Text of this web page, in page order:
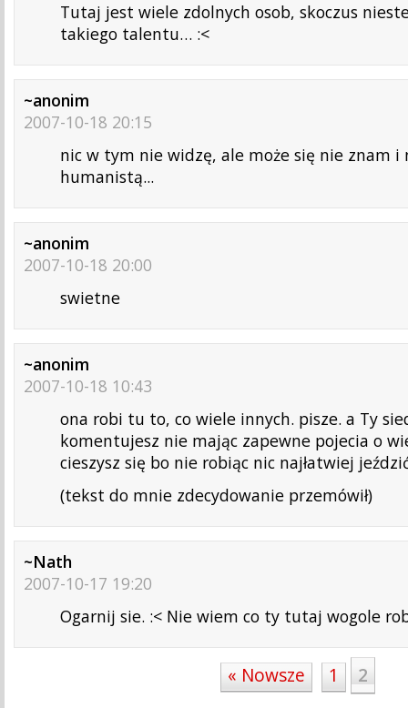
Tutaj jest wiele zdolnych osob, skoczus
takiego talentu… :<
~anonim
2007-10-18 20:15
nic w tym nie widzę, ale może się nie znam i
humanistą...
~anonim
2007-10-18 20:00
swietne
~anonim
2007-10-18 10:43
ona robi tu to, co wiele innych. pisze. a Ty
komentujesz nie mając zapewne pojecia o
cieszysz się bo nie robiąc nic najłatwiej
(tekst do mnie zdecydowanie przemówił)
~Nath
2007-10-17 19:20
Ogarnij sie. :< Nie wiem co ty tutaj wogole
« Nowsze 1 2